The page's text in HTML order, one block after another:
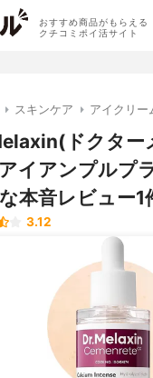
おすすめ商品がもらえる
クチコミポイ活サイト
スキンケア アイクリー
ドクター
イアンプルプ
本音レビュー1
3.12